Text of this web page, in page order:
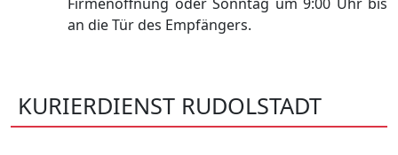
an die Tür des Empfängers.
KURIERDIENST RUDOLSTADT